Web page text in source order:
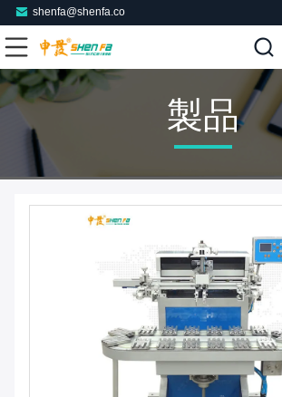
shenfa@shenfa.co
製品